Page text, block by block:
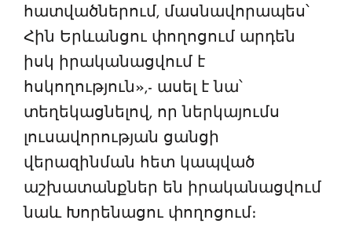
հատվածներում, մասնավորապես՝
Հին Երևանցու փողոցում արդեն
իսկ իրականացվում է
հսկողություն»,- ասել է նա՝
տեղեկացնելով, որ ներկայումս
լուսավորության ցանցի
վերազինման հետ կապված
աշխատանքներ են իրականացվում
նաև Խորենացու փողոցում։